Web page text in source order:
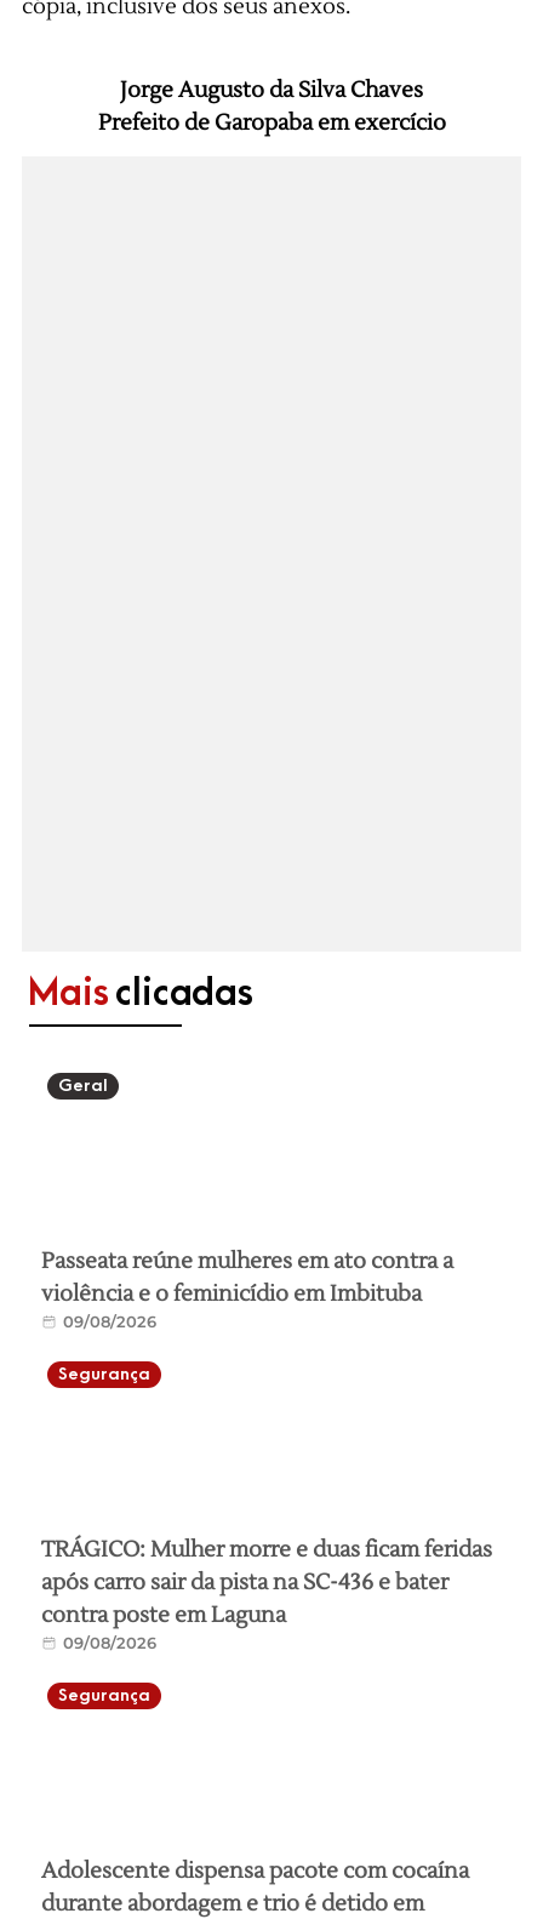
cópia, inclusive dos seus anexos.
Jorge Augusto da Silva Chaves
Prefeito de Garopaba em exercício
Mais clicadas
Geral
Passeata reúne mulheres em ato contra a
violência e o feminicídio em Imbituba
09/08/2026
Segurança
TRÁGICO: Mulher morre e duas ficam feridas
após carro sair da pista na SC-436 e bater
contra poste em Laguna
09/08/2026
Segurança
Adolescente dispensa pacote com cocaína
durante abordagem e trio é detido em